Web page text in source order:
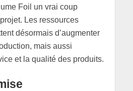
Foil un vrai coup
Les ressources
désormais d’augmenter
mais aussi
et la qualité des produits.